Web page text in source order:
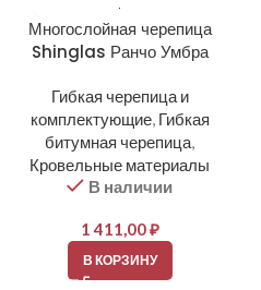
Многослойная черепица
Shinglas Ранчо Умбра
Гибкая черепица и
комплектующие, Гибкая
битумная черепица,
Кровельные материалы
В наличии
1 411,00₽
В КОРЗИНУ